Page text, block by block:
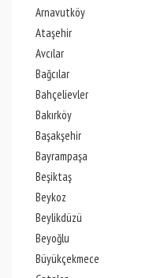
Arnavutköy
Ataşehir
Avcılar
Bağcılar
Bahçelievler
Bakırköy
Başakşehir
Bayrampaşa
Beşiktaş
Beykoz
Beylikdüzü
Beyoğlu
Büyükçekmece